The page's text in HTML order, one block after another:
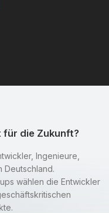
für die Zukunft?
Ingenieure,
Deutschland.
wählen die Entwickler